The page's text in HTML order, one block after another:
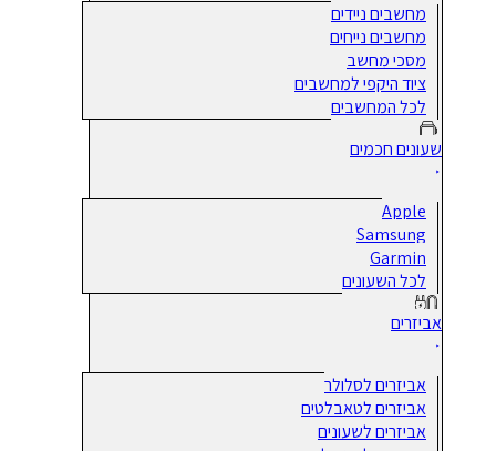
מחשבים ניידים
מחשבים נייחים
מסכי מחשב
ציוד היקפי למחשבים
לכל המחשבים
שעונים חכמים
Apple
Samsung
Garmin
לכל השעונים
אביזרים
אביזרים לסלולר
אביזרים לטאבלטים
אביזרים לשעונים